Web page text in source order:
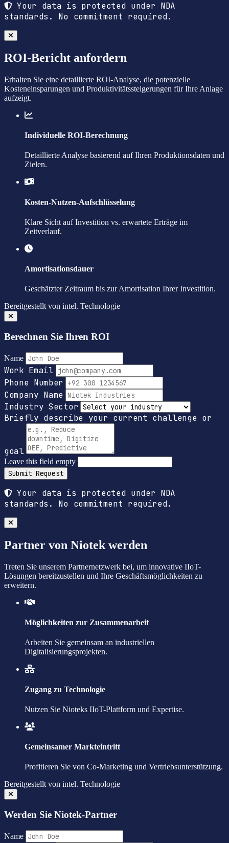
Your data is protected under NDA
standards. No commitment required.
ROI-Bericht anfordern
Erhalten Sie eine detaillierte ROI-Analyse, die potenzielle
Kosteneinsparungen und Produktivitätssteigerungen für Ihre Anlage
aufzeigt.
Individuelle ROI-Berechnung
Detaillierte Analyse basierend auf Ihren Produktionsdaten und
Zielen.
Kosten-Nutzen-Aufschlüsselung
Klare Sicht auf Investition vs. erwartete Erträge im
Zeitverlauf.
Amortisationsdauer
Geschätzter Zeitraum bis zur Amortisation Ihrer Investition.
Bereitgestellt von intel. Technologie
Berechnen Sie Ihren ROI
Name
Work Email
Phone Number
Company Name
Industry Sector
Briefly describe your current challenge or
goal
Leave this field empty
Submit Request
Your data is protected under NDA
standards. No commitment required.
Partner von Niotek werden
Treten Sie unserem Partnernetzwerk bei, um innovative IIoT-
Lösungen bereitzustellen und Ihre Geschäftsmöglichkeiten zu
erweitern.
Möglichkeiten zur Zusammenarbeit
Arbeiten Sie gemeinsam an industriellen
Digitalisierungsprojekten.
Zugang zu Technologie
Nutzen Sie Nioteks IIoT-Plattform und Expertise.
Gemeinsamer Markteintritt
Profitieren Sie von Co-Marketing und Vertriebsunterstützung.
Bereitgestellt von intel. Technologie
Werden Sie Niotek-Partner
Name